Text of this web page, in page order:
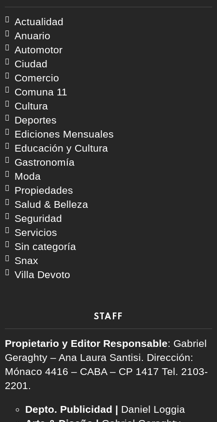
Actualidad
Anuario
Automotor
Ciudad
Comercio
Comuna 11
Cultura
Deportes
Ediciones Mensuales
Educación y Cultura
Gastronomía
Moda
Propiedades
Salud & Belleza
Seguridad
Servicios
Sin categoría
Snax
Villa Devoto
STAFF
Propietario y Editor Responsable: Gabriel
Geraghty – Ana Laura Santisi. Dirección:
Mónaco 4416 – CABA – CP 1417 Tel. 2103-
2201.
Depto. Publicidad | Daniel Loggia